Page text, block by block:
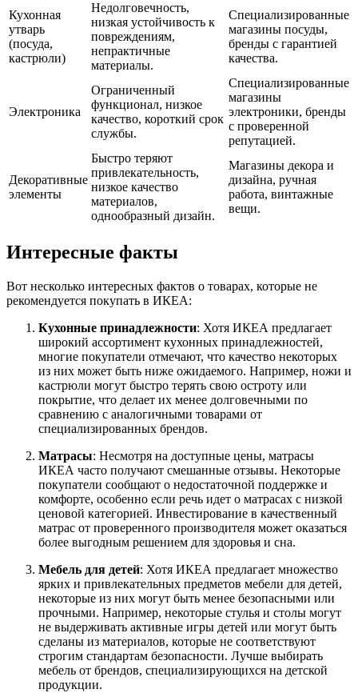
Кухонная
утварь
(посуда,
кастрюли)
Недолговечность,
низкая устойчивость к
повреждениям,
непрактичные
материалы.
Специализированные
магазины посуды,
бренды с гарантией
качества.
Электроника
Ограниченный
функционал, низкое
качество, короткий срок
службы.
Специализированные
магазины
электроники, бренды
с проверенной
репутацией.
Декоративные
элементы
Быстро теряют
привлекательность,
низкое качество
материалов,
однообразный дизайн.
Магазины декора и
дизайна, ручная
работа, винтажные
вещи.
Интересные факты
Вот несколько интересных фактов о товарах, которые не
рекомендуется покупать в ИКЕА:
Кухонные принадлежности: Хотя ИКЕА предлагает
широкий ассортимент кухонных принадлежностей,
многие покупатели отмечают, что качество некоторых
из них может быть ниже ожидаемого. Например, ножи и
кастрюли могут быстро терять свою остроту или
покрытие, что делает их менее долговечными по
сравнению с аналогичными товарами от
специализированных брендов.
Матрасы: Несмотря на доступные цены, матрасы
ИКЕА часто получают смешанные отзывы. Некоторые
покупатели сообщают о недостаточной поддержке и
комфорте, особенно если речь идет о матрасах с низкой
ценовой категорией. Инвестирование в качественный
матрас от проверенного производителя может оказаться
более выгодным решением для здоровья и сна.
Мебель для детей: Хотя ИКЕА предлагает множество
ярких и привлекательных предметов мебели для детей,
некоторые из них могут быть менее безопасными или
прочными. Например, некоторые стулья и столы могут
не выдерживать активные игры детей или могут быть
сделаны из материалов, которые не соответствуют
строгим стандартам безопасности. Лучше выбирать
мебель от брендов, специализирующихся на детской
продукции.